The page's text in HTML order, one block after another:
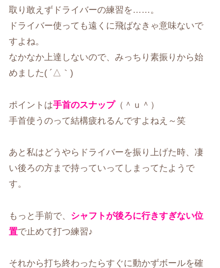
取り敢えずドライバーの練習を……。
ドライバー使っても遠くに飛ばなきゃ意味ないで
すよね。
なかなか上達しないので、みっちり素振りから始
めました( ´△｀)
ポイントは手首のスナップ（＾ｕ＾）
手首使うのって結構疲れるんですよねえ～笑
あと私はどうやらドライバーを振り上げた時、凄
い後ろの方まで持っていってしまってたようで
す。
もっと手前で、 シャフトが後ろに行きすぎない位
置で止めて打つ練習♪
それから打ち終わったらすぐに動かずボールを確